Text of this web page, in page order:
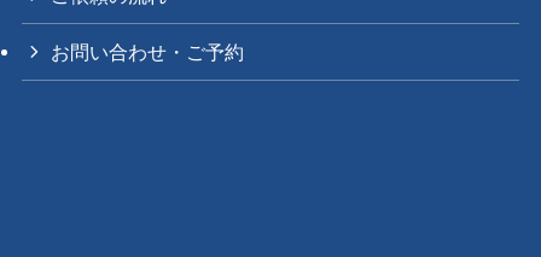
お問い合わせ・ご予約